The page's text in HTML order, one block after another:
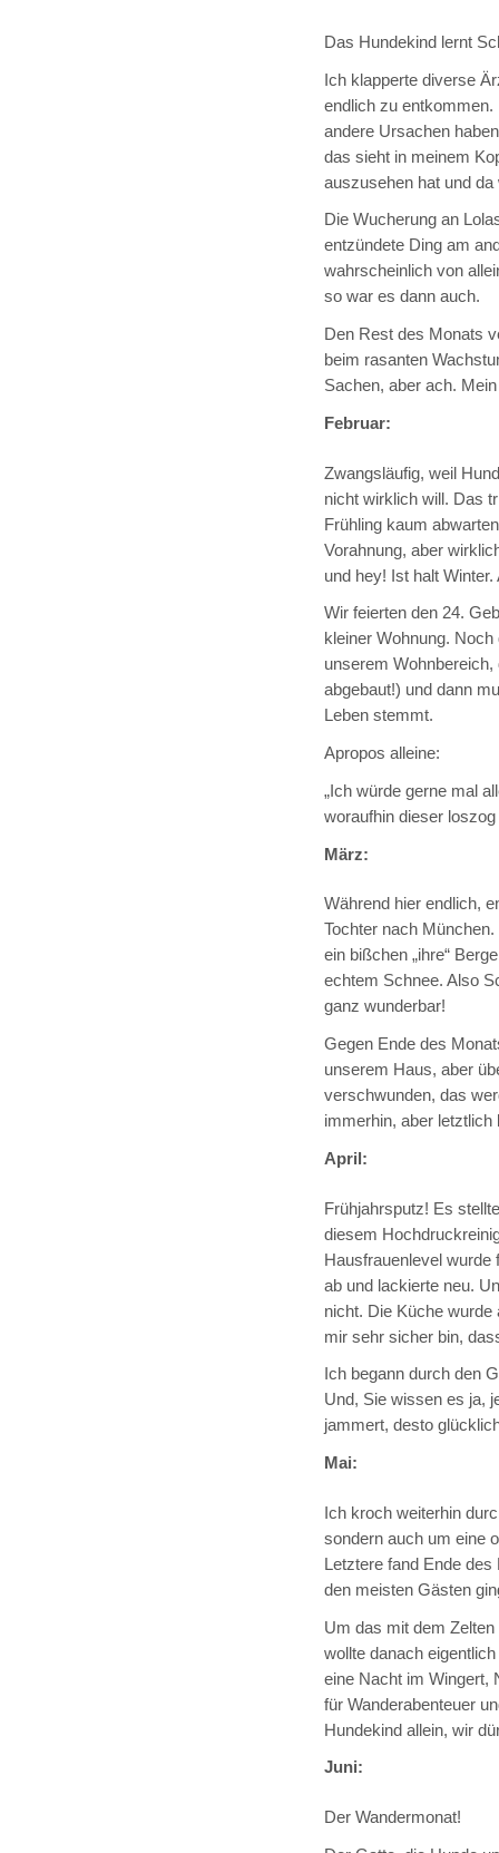
Das Hundekind lernt
Ich klapperte diverse
endlich zu
andere Ursachen
das sieht in meinem
auszusehen hat und
Die Wucherung an
entzündete Ding am
wahrscheinlich von
so war es dann auch.
Den Rest des Monats
beim rasanten
Sachen, aber ach.
Februar:
Zwangsläufig, weil
nicht wirklich will. Das
Frühling kaum
Vorahnung, aber
und hey! Ist halt
Wir feierten den 24.
kleiner Wohnung.
unserem
abgebaut!) und dann
Leben stemmt.
Apropos alleine:
„Ich würde gerne mal
woraufhin dieser
März:
Während hier endlich,
Tochter nach
ein bißchen „ihre“
echtem Schnee. Also
ganz wunderbar!
Gegen Ende des
unserem Haus, aber
verschwunden, das
immerhin, aber
April:
Frühjahrsputz! Es
diesem
Hausfrauenlevel
ab und lackierte neu.
nicht. Die Küche
mir sehr sicher bin,
Ich begann durch den
Und, Sie wissen es ja,
jammert, desto
Mai:
Ich kroch weiterhin
sondern auch um eine
Letztere fand Ende
den meisten Gästen
Um das mit dem
wollte danach
eine Nacht im Wingert,
für Wanderabenteuer
Hundekind allein, wir
Juni:
Der Wandermonat!